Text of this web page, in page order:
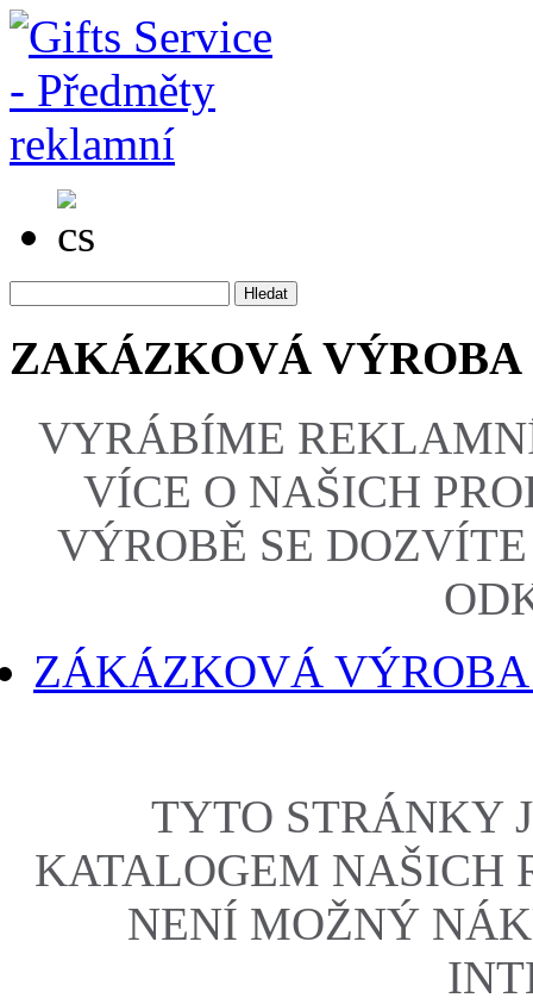
ZAKÁZKOVÁ VÝROBA
VYRÁBÍME
VÍCE O NAŠICH
VÝROBĚ SE
ZÁKÁZKOVÁ
TYTO STRÁNKY
KATALOGEM NAŠICH
NENÍ MOŽNÝ